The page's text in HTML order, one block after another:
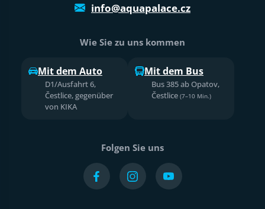
info@aquapalace.cz
Wie Sie zu uns kommen
Mit dem Auto
D1/Ausfahrt 6,
Čestlice, gegenüber
von KIKA
Mit dem Bus
Bus 385 ab Opatov,
Čestlice (7–10 Min.)
Folgen Sie uns